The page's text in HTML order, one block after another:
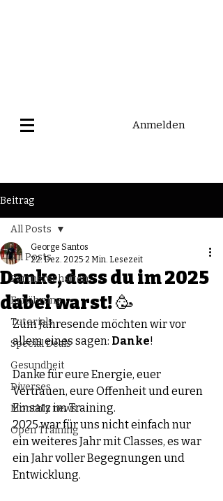
Anmelden
Beitrag
All Posts
Partnerschaften
Ernährung
Tutorials
Special Deals
Gesundheit
Diverses
Monthly news
Open Training
All Posts
Danke, dass du im 2025
dabei warst! 🥳
George Santos
22. Dez. 2025 2 Min. Lesezeit
Zum Jahresende möchten wir vor
allem eines sagen: Danke!
Danke für eure Energie, euer
Vertrauen, eure Offenheit und euren
Einsatz im Training.
2025 war für uns nicht einfach nur
ein weiteres Jahr mit Classes, es war
ein Jahr voller Begegnungen und
Entwicklung.